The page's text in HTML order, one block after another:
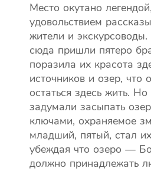
Место окутано
удовольствием
жители и
сюда пришли пятеро
поразила их красота
источников и озер, что
остаться здесь жить.
задумали засыпать
ключами, охраняемое
младший, пятый, стал
убеждая что озеро —
должно принадлежать